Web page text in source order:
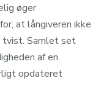
øger
at långiveren ikke
tvist. Samlet set
af en
opdateret